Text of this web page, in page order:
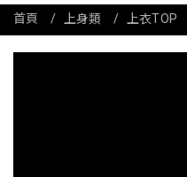
首頁 上身類 上衣TOP